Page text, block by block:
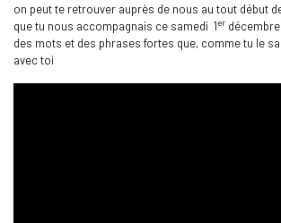
on peut te retrouver auprès de nous au tout début
que tu nous accompagnais ce samedi 1er
des mots et des phrases fortes que, comme tu le
avec toi